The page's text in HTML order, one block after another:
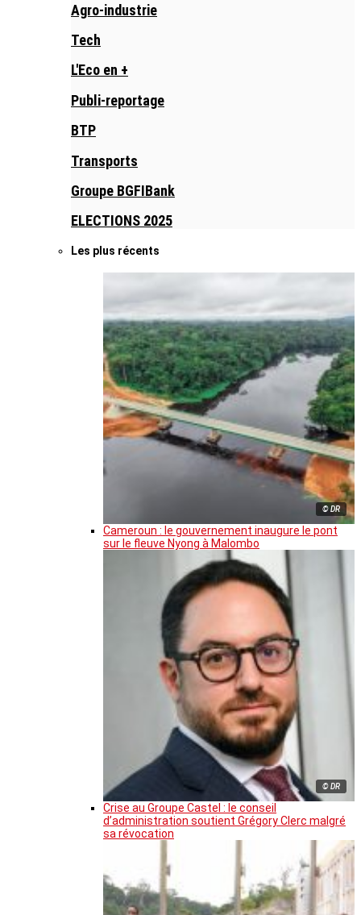
Agro-industrie
Tech
L'Eco en +
Publi-reportage
BTP
Transports
Groupe BGFIBank
ELECTIONS 2025
Les plus récents
© DR
Cameroun : le gouvernement inaugure le pont
sur le fleuve Nyong à Malombo
© DR
Crise au Groupe Castel : le conseil
d’administration soutient Grégory Clerc malgré
sa révocation